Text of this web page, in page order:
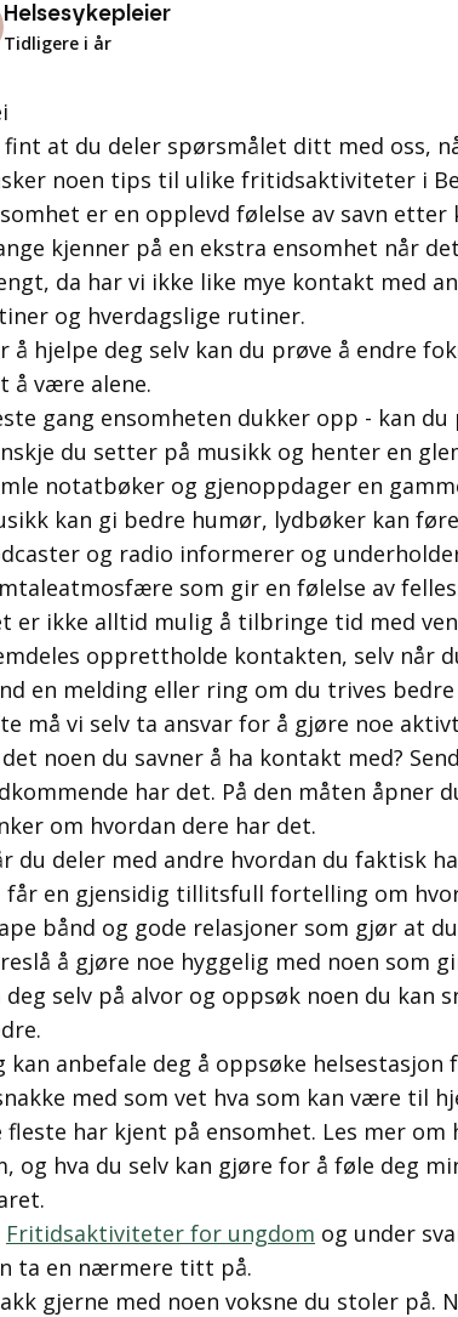
Helsesykepleier
Tidligere i år
fint at du deler spørsmålet ditt med oss,
noen tips til ulike fritidsaktiviteter i
er en opplevd følelse av savn
kjenner på en ekstra ensomhet når
da har vi ikke like mye kontakt med
og hverdagslige rutiner.
å hjelpe deg selv kan du prøve å endre
å være alene.
gang ensomheten dukker opp - kan
du setter på musikk og henter en
notatbøker og gjenoppdager en
kan gi bedre humør, lydbøker kan
og radio informerer og
som gir en følelse av
er ikke alltid mulig å tilbringe tid med
opprettholde kontakten, selv når
en melding eller ring om du trives
må vi selv ta ansvar for å gjøre noe
det noen du savner å ha kontakt med?
har det. På den måten åpner
om hvordan dere har det.
du deler med andre hvordan du faktisk
får en gjensidig tillitsfull fortelling om
bånd og gode relasjoner som gjør at
å gjøre noe hyggelig med noen som
deg selv på alvor og oppsøk noen du kan
kan anbefale deg å oppsøke
med som vet hva som kan være til
fleste har kjent på ensomhet. Les mer
og hva du selv kan gjøre for å føle deg
Fritidsaktiviteter for ungdom og under
ta en nærmere titt på.
gjerne med noen voksne du stoler på.